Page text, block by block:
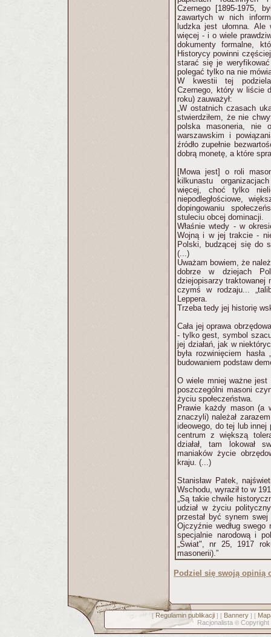
Czernego [1895-1975,
zawartych w nich
ludzka jest ułomna.
więcej - i o wiele
dokumenty formalne,
Historycy powinni
starać się je
polegać tylko na nie
W kwestii tej
Czernego, który w liście
roku) zauważył:
„W ostatnich czasach
stwierdziłem, że nie
polska masoneria, nie
warszawskim i
źródło zupełnie
dobrą monetę, a które
[Mowa jest] o roli
kilkunastu
więcej, choć tylko
niepodległościowe,
dopingowaniu
stuleciu obcej dominacji.
Właśnie wtedy - w
Wojną i w jej trakcie -
Polski, budzącej się do
(...)
Uważam bowiem, że
dobrze w dziejach
dziejopisarzy traktowanej
czymś w rodzaju...
Leppera.
Trzeba tedy jej historię
Cała jej oprawa
- tylko gest, symbol
jej działań, jak w
była rozwinięciem
budowaniem podstaw
O wiele mniej ważne jest
poszczególni masoni
życiu społeczeństwa.
Prawie każdy mason
znaczyli) należał
ideowego, do tej lub
centrum z większą
działał, tam lokował
maniaków życie
kraju. (...)
Stanisław Patek,
Wschodu, wyraził to w
„Są takie chwile
udział w życiu
przestał być synem
Ojczyźnie według swego
specjalnie narodową i
„Świat", nr 25, 1917
masonerii).”
Podziel się swoją opinią
[ Regulamin publikacji] [ Bannery] [
Racjonalista © Copyright